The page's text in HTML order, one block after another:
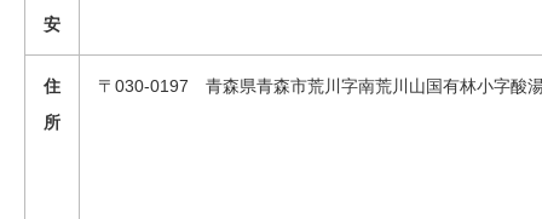
安
住
所
〒030-0197 青森県青森市荒川字南荒川山国有林小字酸